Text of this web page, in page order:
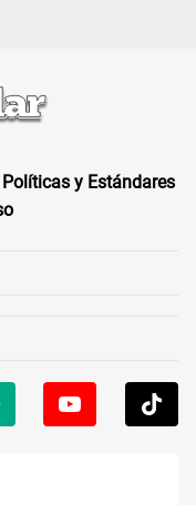
Políticas y Estándares